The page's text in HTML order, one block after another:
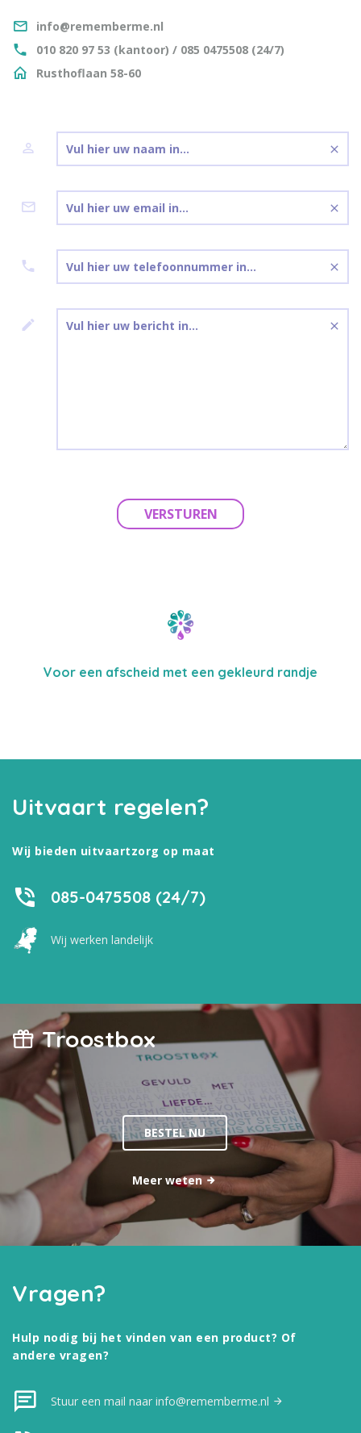
info@rememberme.nl
010 820 97 53 (kantoor) / 085 0475508 (24/7)
Rusthoflaan 58-60
VERSTUREN
Voor een afscheid met een gekleurd randje
Uitvaart regelen?
Wij bieden uitvaartzorg op maat
085-0475508 (24/7)
Wij werken landelijk
Troostbox
BESTEL NU
Meer weten
Vragen?
Hulp nodig bij het vinden van een product? Of
andere vragen?
Stuur een mail naar info@rememberme.nl